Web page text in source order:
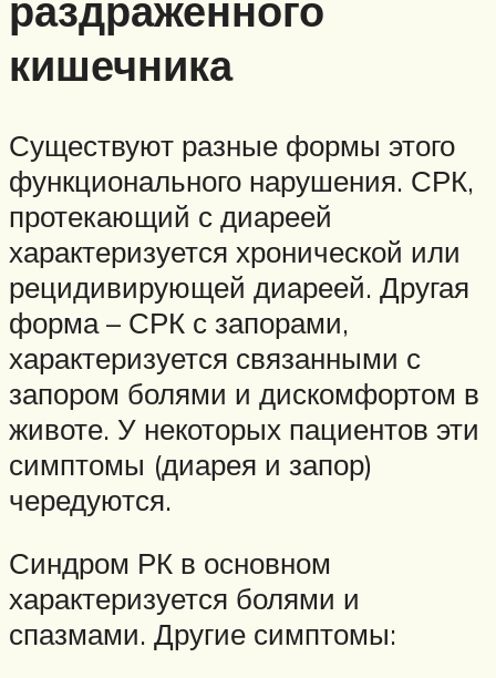
кишечника
Существуют разные формы этого
функционального нарушения. СРК,
протекающий с диареей
характеризуется хронической или
рецидивирующей диареей. Другая
форма – СРК с запорами,
характеризуется связанными с
запором болями и дискомфортом в
животе. У некоторых пациентов эти
симптомы (диарея и запор)
чередуются.
Синдром РК в основном
характеризуется болями и
спазмами. Другие симптомы: